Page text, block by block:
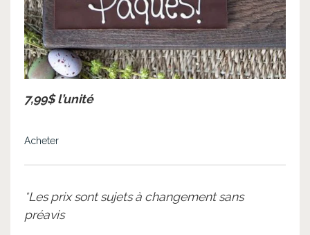
7,99$ l’unité
Acheter
*Les prix sont sujets à changement sans
préavis